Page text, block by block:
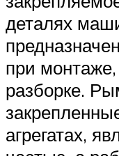
деталях
при
разборке.
агрегатах,